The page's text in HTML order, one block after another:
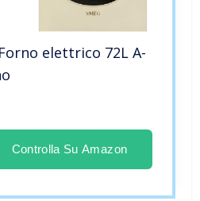
elettrico 72L A-
Controlla Su Amazon